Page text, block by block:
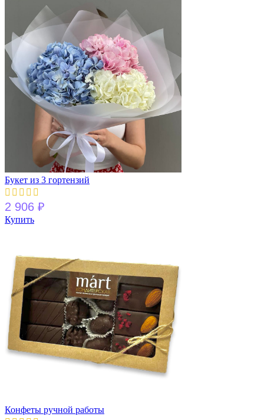
Букет из 3 гортензий
2 906 ₽
Купить
Конфеты ручной работы